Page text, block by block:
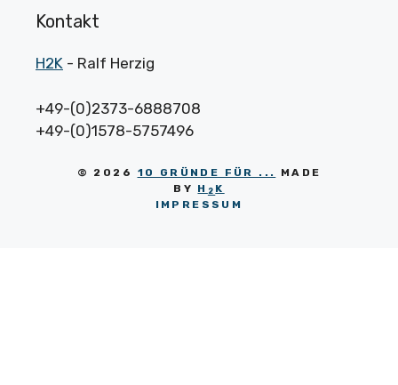
Kontakt
H2K - Ralf Herzig
+49-(0)2373-6888708
+49-(0)1578-5757496
© 2026 10 GRÜNDE FÜR ...
MADE
BY H 2K
IMPRESSUM